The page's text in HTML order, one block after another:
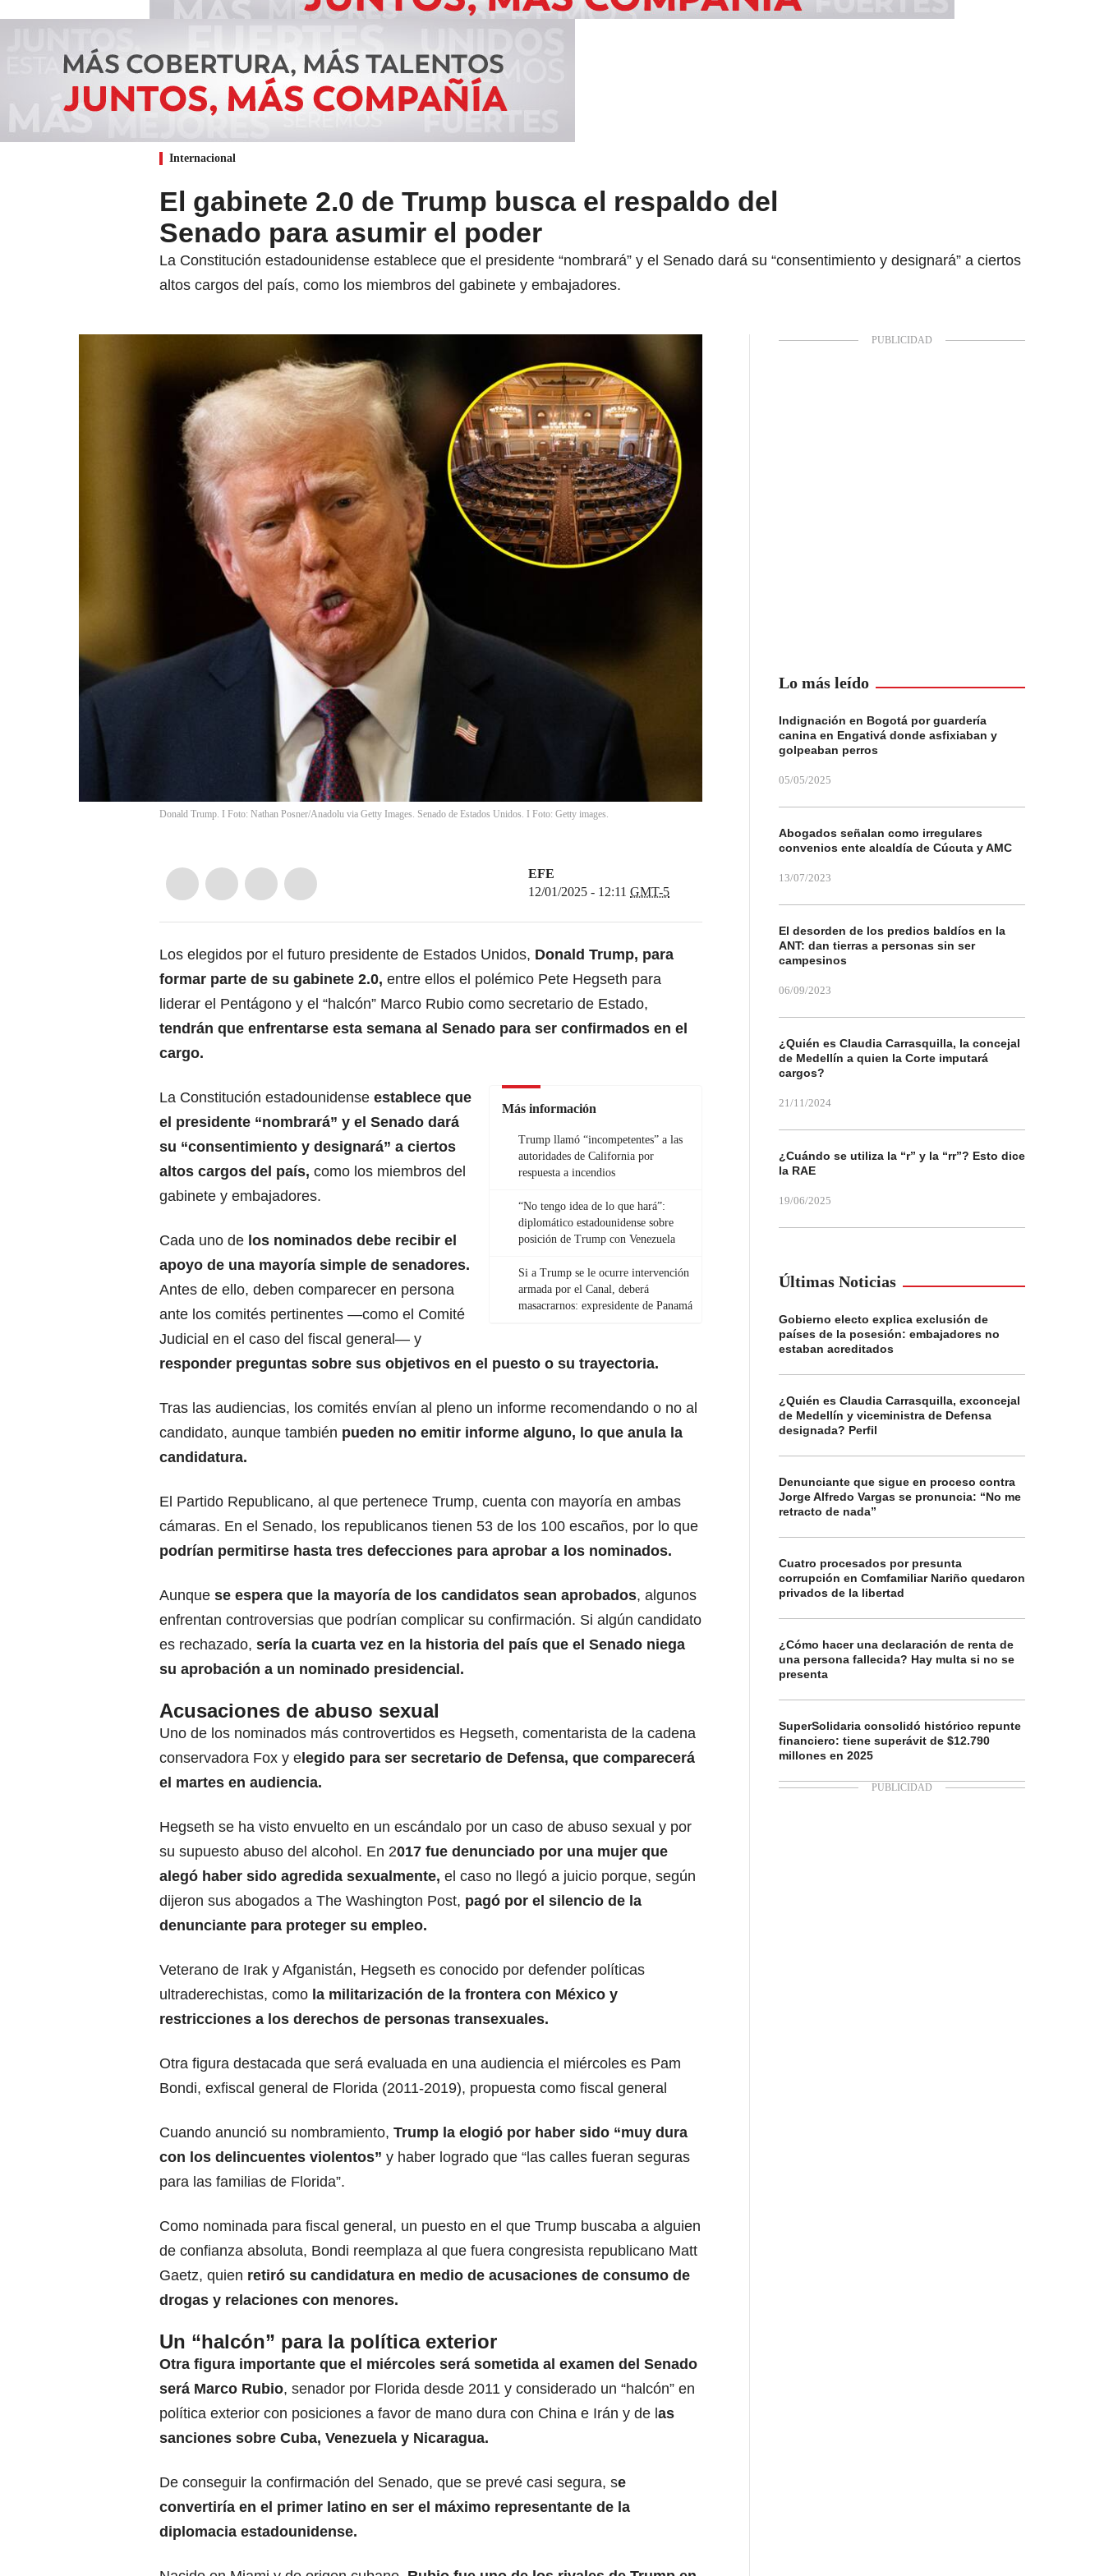
Internacional
El gabinete 2.0 de Trump busca el respaldo del
Senado para asumir el poder
La Constitución estadounidense establece que el presidente “nombrará” y el Senado dará su “consentimiento y designará” a ciertos
altos cargos del país, como los miembros del gabinete y embajadores.
Donald Trump. I Foto: Nathan Posner/Anadolu via Getty Images. Senado de Estados Unidos. I Foto: Getty images.
EFE
12/01/2025 - 12:11 GMT-5
Los elegidos por el futuro presidente de Estados Unidos, Donald Trump, para
formar parte de su gabinete 2.0, entre ellos el polémico Pete Hegseth para
liderar el Pentágono y el “halcón” Marco Rubio como secretario de Estado,
tendrán que enfrentarse esta semana al Senado para ser confirmados en el
cargo.
Más información
Trump llamó “incompetentes” a las
autoridades de California por
respuesta a incendios
“No tengo idea de lo que hará”:
diplomático estadounidense sobre
posición de Trump con Venezuela
Si a Trump se le ocurre intervención
armada por el Canal, deberá
masacrarnos: expresidente de Panamá
La Constitución estadounidense establece que
el presidente “nombrará” y el Senado dará
su “consentimiento y designará” a ciertos
altos cargos del país, como los miembros del
gabinete y embajadores.
Cada uno de los nominados debe recibir el
apoyo de una mayoría simple de senadores.
Antes de ello, deben comparecer en persona
ante los comités pertinentes —como el Comité
Judicial en el caso del fiscal general— y
responder preguntas sobre sus objetivos en el puesto o su trayectoria.
Tras las audiencias, los comités envían al pleno un informe recomendando o no al
candidato, aunque también pueden no emitir informe alguno, lo que anula la
candidatura.
El Partido Republicano, al que pertenece Trump, cuenta con mayoría en ambas
cámaras. En el Senado, los republicanos tienen 53 de los 100 escaños, por lo que
podrían permitirse hasta tres defecciones para aprobar a los nominados.
Aunque se espera que la mayoría de los candidatos sean aprobados, algunos
enfrentan controversias que podrían complicar su confirmación. Si algún candidato
es rechazado, sería la cuarta vez en la historia del país que el Senado niega
su aprobación a un nominado presidencial.
Acusaciones de abuso sexual
Uno de los nominados más controvertidos es Hegseth, comentarista de la cadena
conservadora Fox y e legido para ser secretario de Defensa, que comparecerá
el martes en audiencia.
Hegseth se ha visto envuelto en un escándalo por un caso de abuso sexual y por
su supuesto abuso del alcohol. En 2017 fue denunciado por una mujer que
alegó haber sido agredida sexualmente, el caso no llegó a juicio porque, según
dijeron sus abogados a The Washington Post, pagó por el silencio de la
denunciante para proteger su empleo.
Veterano de Irak y Afganistán, Hegseth es conocido por defender políticas
ultraderechistas, como la militarización de la frontera con México y
restricciones a los derechos de personas transexuales.
Otra figura destacada que será evaluada en una audiencia el miércoles es Pam
Bondi, exfiscal general de Florida (2011-2019), propuesta como fiscal general
Cuando anunció su nombramiento, Trump la elogió por haber sido “muy dura
con los delincuentes violentos” y haber logrado que “las calles fueran seguras
para las familias de Florida”.
Como nominada para fiscal general, un puesto en el que Trump buscaba a alguien
de confianza absoluta, Bondi reemplaza al que fuera congresista republicano Matt
Gaetz, quien retiró su candidatura en medio de acusaciones de consumo de
drogas y relaciones con menores.
Un “halcón” para la política exterior
Otra figura importante que el miércoles será sometida al examen del Senado
será Marco Rubio, senador por Florida desde 2011 y considerado un “halcón” en
política exterior con posiciones a favor de mano dura con China e Irán y de l as
sanciones sobre Cuba, Venezuela y Nicaragua.
De conseguir la confirmación del Senado, que se prevé casi segura, se
convertiría en el primer latino en ser el máximo representante de la
diplomacia estadounidense.
Lo más leído
Indignación en Bogotá por guardería
canina en Engativá donde asfixiaban y
golpeaban perros
05/05/2025
Abogados señalan como irregulares
convenios ente alcaldía de Cúcuta y AMC
13/07/2023
El desorden de los predios baldíos en la
ANT: dan tierras a personas sin ser
campesinos
06/09/2023
¿Quién es Claudia Carrasquilla, la concejal
de Medellín a quien la Corte imputará
cargos?
21/11/2024
¿Cuándo se utiliza la “r” y la “rr”? Esto dice
la RAE
19/06/2025
Últimas Noticias
Gobierno electo explica exclusión de
países de la posesión: embajadores no
estaban acreditados
¿Quién es Claudia Carrasquilla, exconcejal
de Medellín y viceministra de Defensa
designada? Perfil
Denunciante que sigue en proceso contra
Jorge Alfredo Vargas se pronuncia: “No me
retracto de nada”
Cuatro procesados por presunta
corrupción en Comfamiliar Nariño quedaron
privados de la libertad
¿Cómo hacer una declaración de renta de
una persona fallecida? Hay multa si no se
presenta
SuperSolidaria consolidó histórico repunte
financiero: tiene superávit de $12.790
millones en 2025